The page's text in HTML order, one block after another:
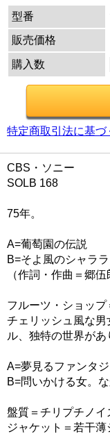
型番
販売価格
購入数
特定商取引法に基づ
CBS・ソニー
SOLB 168
75年。
A=葡萄園の伝説
B=そよ風のシャララ
（作詞・作曲＝郷
フルーツ・ショップ
チェリッシュ風な
ル、独特の世界があ
A=夢見るファンタジ
B=問いかける女。
盤質＝チリプチノイ
ジャケット＝若干薄